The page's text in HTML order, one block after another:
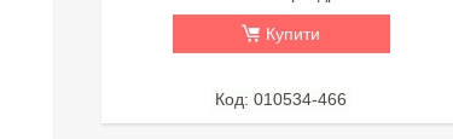
Купити
010534-466